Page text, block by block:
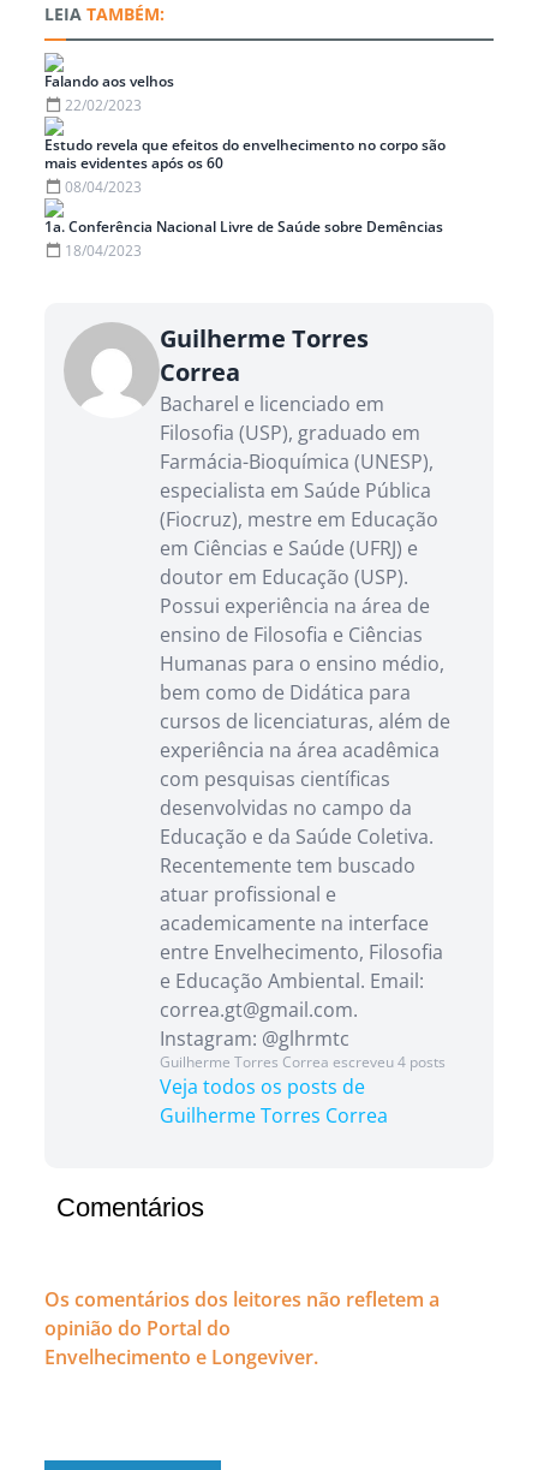
TAMBÉM:
Falando aos velhos
22/02/2023
Estudo revela que efeitos do envelhecimento no corpo são
mais evidentes após os 60
08/04/2023
1a. Conferência Nacional Livre de Saúde sobre Demências
18/04/2023
Guilherme Torres
Correa
Bacharel e licenciado em
Filosofia (USP), graduado em
Farmácia-Bioquímica (UNESP),
especialista em Saúde Pública
(Fiocruz), mestre em Educação
em Ciências e Saúde (UFRJ) e
doutor em Educação (USP).
Possui experiência na área de
ensino de Filosofia e Ciências
Humanas para o ensino médio,
bem como de Didática para
cursos de licenciaturas, além de
experiência na área acadêmica
com pesquisas científicas
desenvolvidas no campo da
Educação e da Saúde Coletiva.
Recentemente tem buscado
atuar profissional e
academicamente na interface
entre Envelhecimento, Filosofia
e Educação Ambiental. Email:
correa.gt@gmail.com.
Instagram: @glhrmtc
Guilherme Torres Correa escreveu 4 posts
Veja todos os posts de
Guilherme Torres Correa
Comentários
Os comentários dos leitores não refletem a
opinião do Portal do
Envelhecimento e Longeviver.